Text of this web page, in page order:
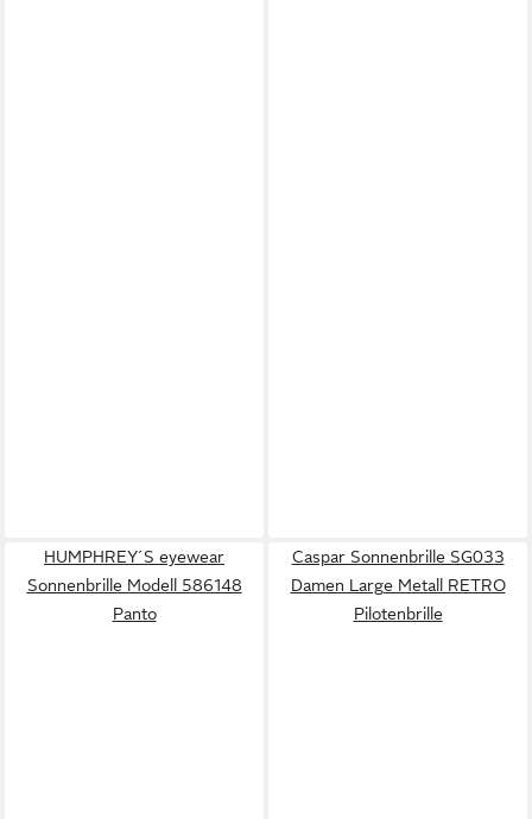
HUMPHREY´S eyewear
Sonnenbrille Modell 586148
Panto
Caspar Sonnenbrille SG033
Damen Large Metall RETRO
Pilotenbrille